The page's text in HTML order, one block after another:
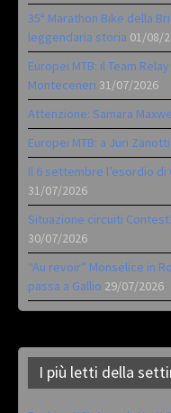
35ª Marathon Bike della
leggendaria storia 01/08/
Europei MTB: il Team
Monteceneri 31/07/2026
Attenzione: Samara
Europei MTB: a Juri Zanotti
Il 6 settembre l’esordio di
31/07/2026
Situazione circuiti
30/07/2026
“Au revoir” Monselice in
passa a Gallio 29/07/2026
I più letti della